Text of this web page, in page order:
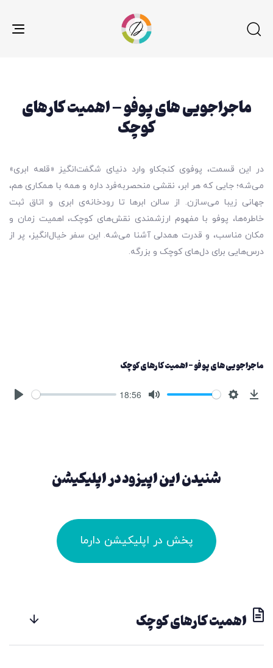
ماجراجویی های پوفو – اهمیت کارهای
کوچک
در این قسمت، پوفوی کنجکاو وارد دنیای شگفت‌انگیز «قلعه ابری»
می‌شه؛ جایی که هر ابر، نقشی منحصربه‌فرد داره و همه با همکاری هم،
جهانی زیبا می‌سازن. از سالن ابرها تا رودخانه‌ی ابری و اتاق ثبت
خاطره‌ها، پوفو با مفهوم ارزشمندی نقش‌های کوچک، اهمیت زمان و
مکان مناسب، و قدرت همدلی آشنا می‌شه. این سفر خیال‌انگیز، پر از
درس‌هایی برای دل‌های کوچک و بزرگه.
ماجراجویی های پوفو - اهمیت کارهای کوچک
18:56
شنیدن این اپیزود در اپلیکیشن
پخش در اپلیکیشن دارما
اهمیت کارهای کوچک